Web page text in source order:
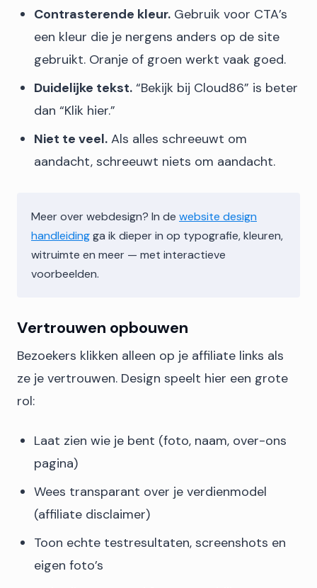
Contrasterende kleur. Gebruik voor CTA’s
een kleur die je nergens anders op de site
gebruikt. Oranje of groen werkt vaak goed.
Duidelijke tekst. “Bekijk bij Cloud86” is beter
dan “Klik hier.”
Niet te veel. Als alles schreeuwt om
aandacht, schreeuwt niets om aandacht.
Meer over webdesign? In de website design
handleidingga ik dieper in op typografie, kleuren,
witruimte en meer — met interactieve
voorbeelden.
Vertrouwen opbouwen
Bezoekers klikken alleen op je affiliate links als
ze je vertrouwen. Design speelt hier een grote
rol:
Laat zien wie je bent (foto, naam, over-ons
pagina)
Wees transparant over je verdienmodel
(affiliate disclaimer)
Toon echte testresultaten, screenshots en
eigen foto’s